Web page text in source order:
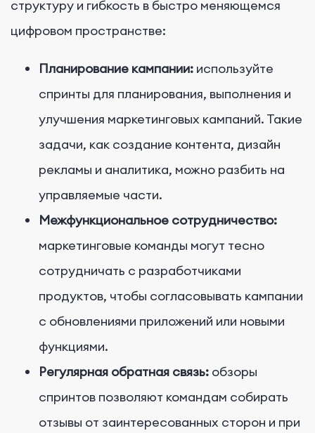
структуру и гибкость в быстро меняющемся
цифровом пространстве:
Планирование кампании: используйте
спринты для планирования, выполнения и
улучшения маркетинговых кампаний. Такие
задачи, как создание контента, дизайн
рекламы и аналитика, можно разбить на
управляемые части.
Межфункциональное сотрудничество:
маркетинговые команды могут тесно
сотрудничать с разработчиками
продуктов, чтобы согласовывать кампании
с обновлениями приложений или новыми
функциями.
Регулярная обратная связь: обзоры
спринтов позволяют командам собирать
отзывы от заинтересованных сторон и при